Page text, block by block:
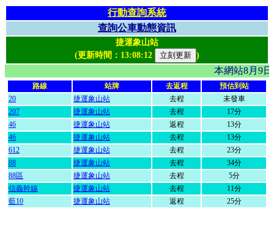
行動查詢系統
查詢公車動態資訊
捷運象山站
(更新時間： 13:08:12 )
本網站8月9
路線 站牌 去返程
預估到站
20
捷運象山站 去程
未發車
207
捷運象山站 去程
17分
46
捷運象山站 返程
13分
46
捷運象山站 去程
13分
612
捷運象山站 去程
23分
88
捷運象山站 去程
34分
88區
捷運象山站 去程
5分
信義幹線
捷運象山站 去程
11分
藍10
捷運象山站 返程 25分